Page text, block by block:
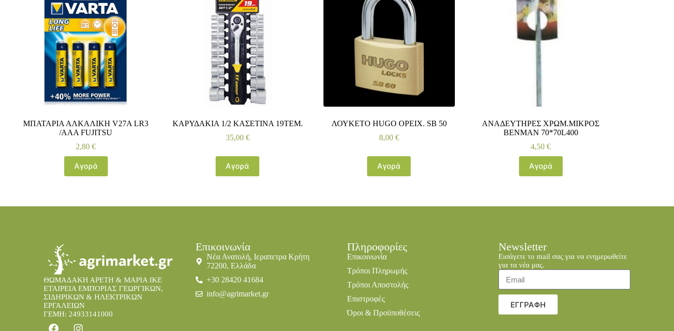
ΜΠΑΤΑΡΙΑ ΑΛΚΑΛΙΚΗ V27A LR3
/AAA FUJITSU
2,80€
Αγορά
ΚΑΡΥΔΑΚΙΑ 1/2 ΚΑΣΕΤΙΝΑ 19ΤΕΜ.
35,00 €
Αγορά
ΛΟΥΚΕΤΟ HUGO ΟΡΕΙΧ. SB 50
8,00 €
Αγορά
ΑΝΑΔΕΥΤΗΡΕΣ ΧΡΩΜ.ΜΙΚΡΟΣ
BENMAN 70*70L400
4,50€
Αγορά
ΘΩΜΑΔΑΚΗ ΑΡΕΤΗ & ΜΑΡΙΑ IKE
ΕΤΑΙΡΕΙΑ ΕΜΠΟΡΙΑΣ ΓΕΩΡΓΙΚΩΝ,
ΣΙΔΗΡΙΚΩΝ & ΗΛΕΚΤΡΙΚΩΝ
ΕΡΓΑΛΕΙΩΝ
ΓΕΜΗ: 24933141000
Επικοινωνία
Νέα Ανατολή, Ιεραπετρα Κρήτη
72200, Ελλάδα
+30 28420 41684
info@agrimarket.gr
Πληροφορίες
Επικοινωνία
Τρόποι Πληρωμής
Τρόποι Αποστολής
Επιστροφές
Όροι & Προϋποθέσεις
Newsletter
Εισάγετε το mail σας για να ενημερωθείτε
για τα νέα μας.
ΕΓΓΡΑΦΗ